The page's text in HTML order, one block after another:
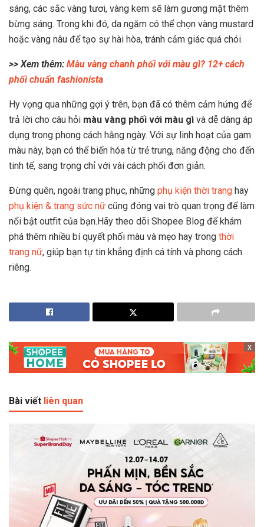
sáng, các sắc vàng tươi, vàng kem sẽ làm gương mặt thêm
bừng sáng. Trong khi đó, da ngăm có thể chọn vàng mustard
hoặc vàng nâu để tạo sự hài hòa, tránh cảm giác quá chói.
>> Xem thêm: Màu vàng chanh phối với màu gì? 12+ cách
phối chuẩn fashionista
Hy vọng qua những gợi ý trên, bạn đã có thêm cảm hứng để
trả lời cho câu hỏi màu vàng phối với màu gì và dễ dàng áp
dụng trong phong cách hằng ngày. Với sự linh hoạt của gam
màu này, bạn có thể biến hóa từ trẻ trung, năng động cho đến
tinh tế, sang trọng chỉ với vài cách phối đơn giản.
Đừng quên, ngoài trang phục, những phụ kiện thời trang hay
phụ kiện & trang sức nữ cũng đóng vai trò quan trọng để làm
nổi bật outfit của bạn.Hãy theo dõi Shopee Blog để khám
phá thêm nhiều bí quyết phối màu và mẹo hay trong thời
trang nữ, giúp bạn tự tin khẳng định cá tính và phong cách
riêng.
x
Bài viết liên quan